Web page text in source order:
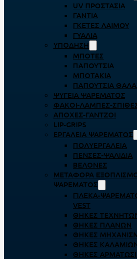
UV ΠΡΟΣΤΑΣΊΑ
ΓΆΝΤΙΑ
ΓΚΈΤΕΣ ΛΑΊΜΟΥ
ΓΥΑΛΙΆ
ΥΠΌΔΗΣΗ
ΜΠΌΤΕΣ
ΠΑΠΟΎΤΣΙΑ
ΜΠΟΤΆΚΙΑ
ΠΑΠΟΎΤΣΙΑ
ΨΥΓΕΊΑ ΨΑΡΈΜΑΤΟΣ
ΦΑΚΟΊ-ΛΆΜΠΕΣ-
ΑΠΌΧΕΣ-ΓΆΝΤΖΟΙ
LIP-GRIPS
EΡΓΑΛΕΊΑ ΨΑΡΈΜΑΤΟΣ
ΠΟΛΥΕΡΓΑΛΕΊΑ
ΠΈΝΣΕΣ-ΨΑΛΊΔΙΑ
ΒΕΛΌΝΕΣ
ΜΕΤΑΦΟΡΆ
ΨΑΡΈΜΑΤΟΣ
ΓΙΛΈΚΑ-
VEST
ΘΉΚΕΣ
ΘΉΚΕΣ ΠΛΆΝΩΝ
ΘΉΚΕΣ
ΘΉΚΕΣ
ΘΉΚΕΣ